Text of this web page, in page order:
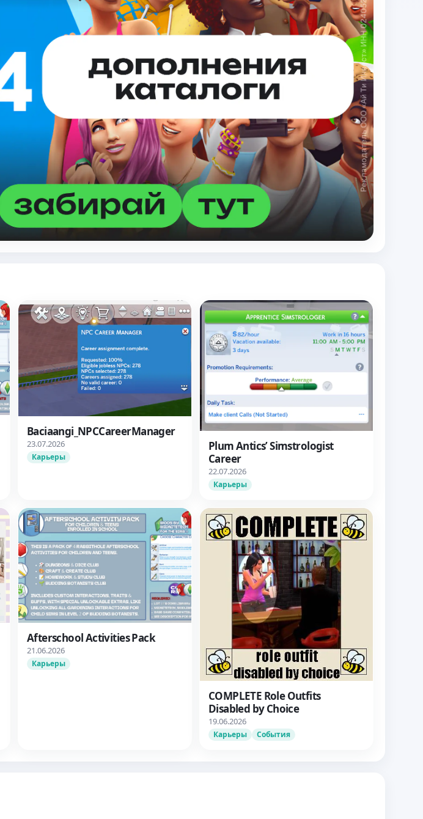
Baciaangi_NPCCareerManager
23.07.2026
Карьеры
Plum Antics’ Simstrologist
Career
22.07.2026
Карьеры
Afterschool Activities Pack
21.06.2026
Карьеры
COMPLETE Role Outfits
Disabled by Choice
19.06.2026
Карьеры События